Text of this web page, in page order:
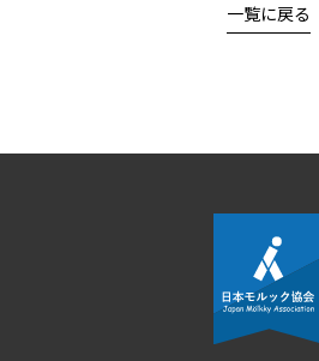
一覧に戻る